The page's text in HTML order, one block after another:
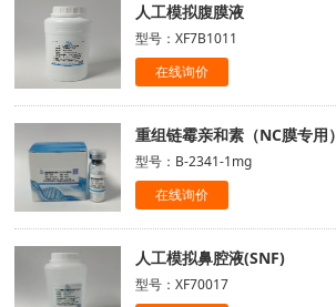
人工模拟腹膜液
型号：XF7B1011
在线询价
重组链霉亲和素（NC膜专用）
型号：B-2341-1mg
在线询价
人工模拟鼻腔液(SNF)
型号：XF70017